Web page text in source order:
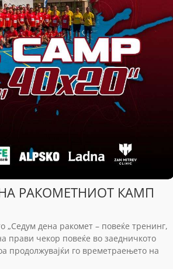
РАКОМЕТНИОТ КАМП
„Седум дена ракомет – повеќе тренинг,
прави чекор повеќе во заедничкото
продолжувајќи го времетраењето на